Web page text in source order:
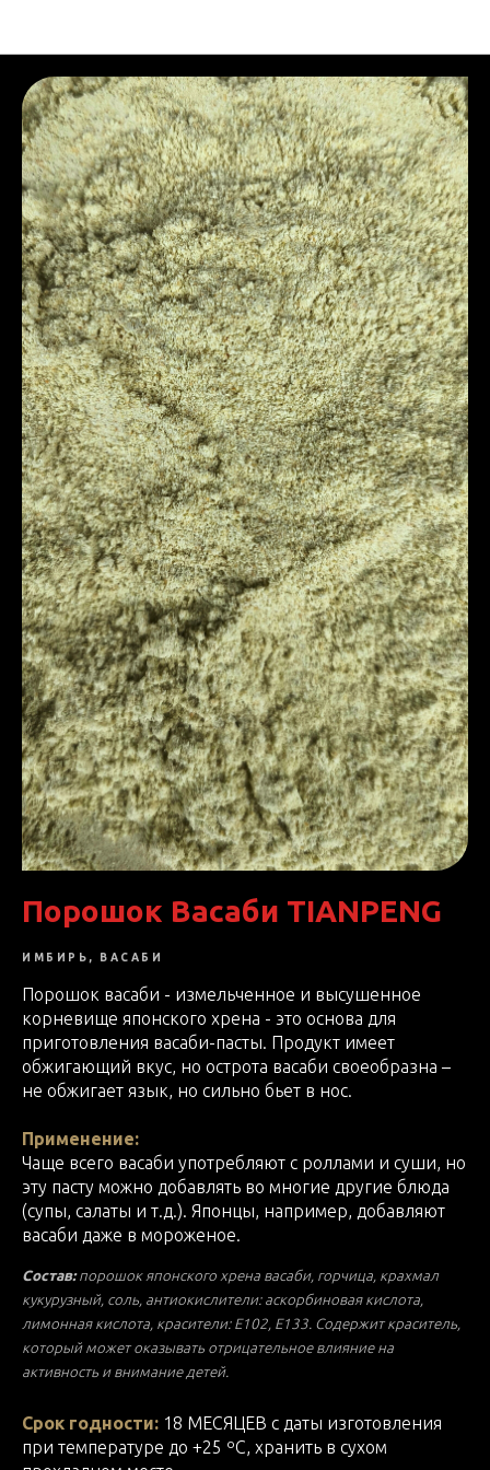
Порошок Васаби TIANPENG
ИМБИРЬ, ВАСАБИ
Порошок васаби - измельченное и высушенное
корневище японского хрена - это основа для
приготовления васаби-пасты. Продукт имеет
обжигающий вкус, но острота васаби своеобразна –
не обжигает язык, но сильно бьет в нос.
Применение:
Чаще всего васаби употребляют с роллами и суши, но
эту пасту можно добавлять во многие другие блюда
(супы, салаты и т.д.). Японцы, например, добавляют
васаби даже в мороженое.
Состав:порошок японского хрена васаби, горчица, крахмал
кукурузный, соль, антиокислители: аскорбиновая кислота,
лимонная кислота, красители: Е102, Е133. Содержит краситель,
который может оказывать отрицательное влияние на
активность и внимание детей.
Срок годности: 18 МЕСЯЦЕВ с даты изготовления
при температуре до +25 ºС, хранить в сухом